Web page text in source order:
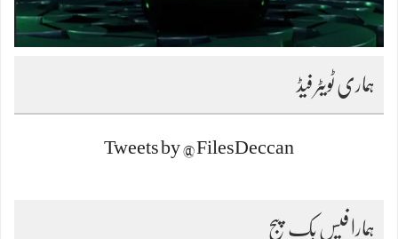
ہماری ٹویٹر فیڈ
Tweets by @FilesDeccan
ہمارا فیس بک پیج